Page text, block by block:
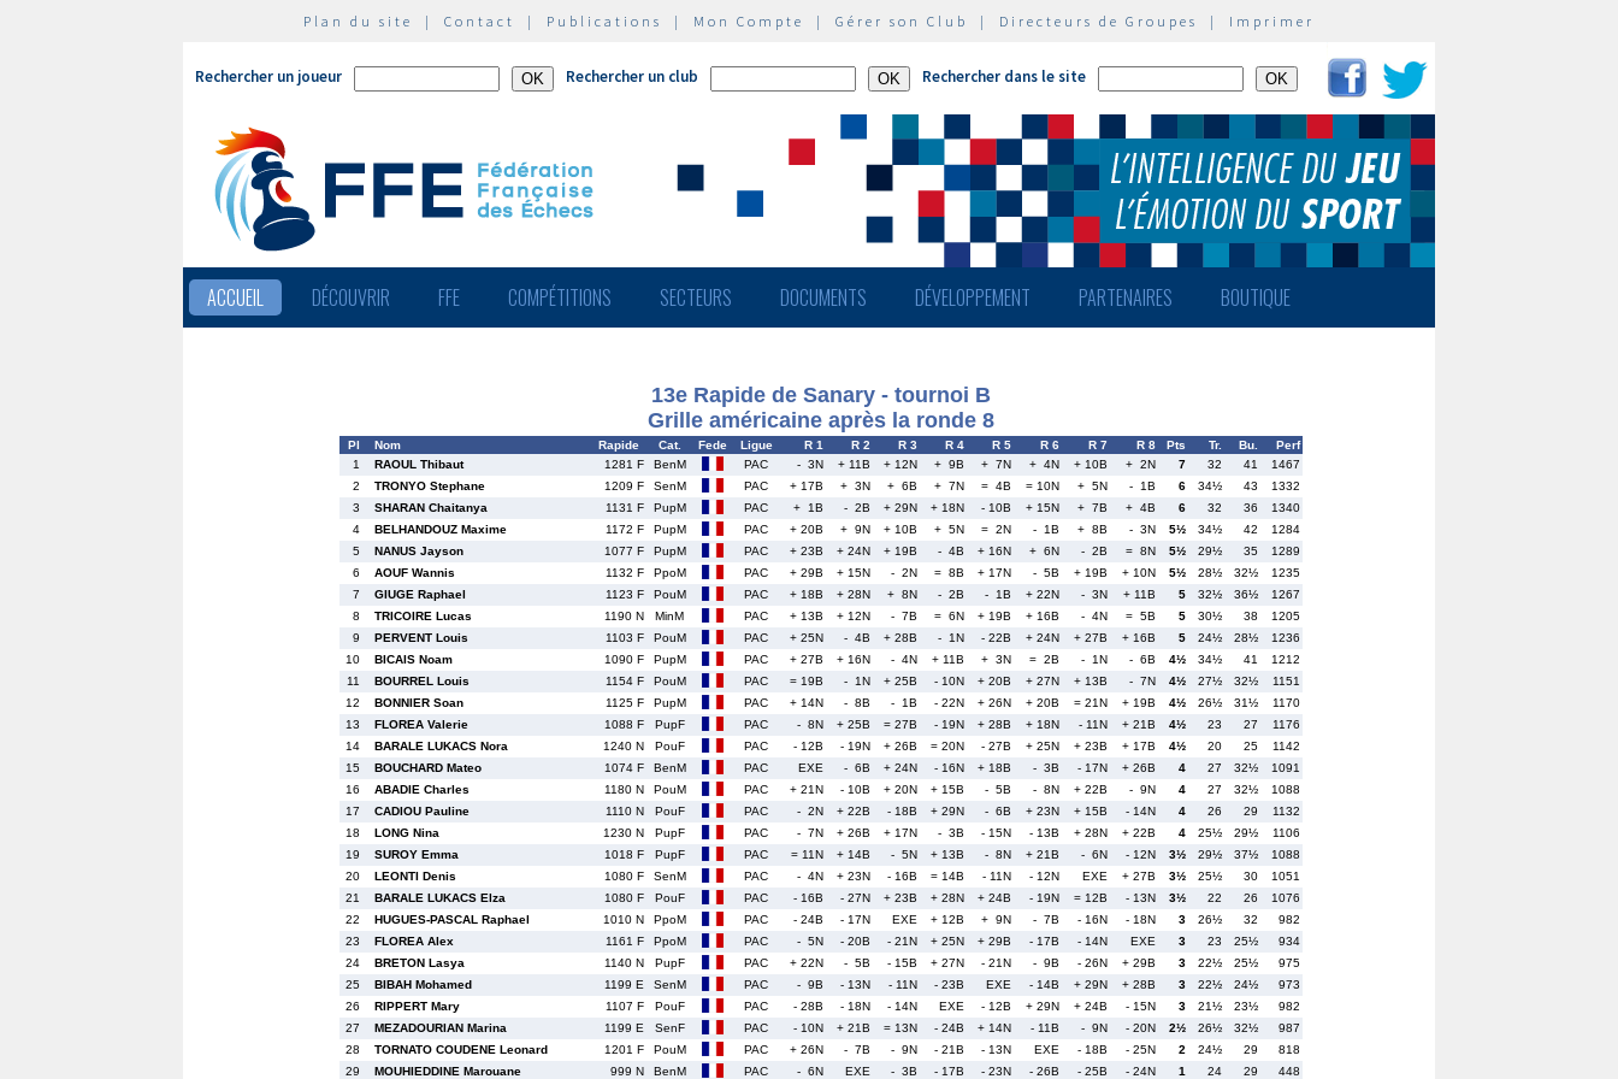
Plan du site | Contact | Publications | Mon Compte | Gérer son Club | Directeurs de Groupes | Imprimer
Rechercher un joueur Rechercher un club Rechercher dans le site
ACCUEIL DÉCOUVRIR FFE COMPÉTITIONS SECTEURS DOCUMENTS DÉVELOPPEMENT PARTENAIRES BOUTIQUE
13e Rapide de Sanary - tournoi B
Grille américaine après la ronde 8
Pl Nom Rapide Cat. Fede Ligue R 1 R 2 R 3 R 4 R 5 R 6 R 7 R 8 Pts Tr. Bu.
Perf
1
RAOUL Thibaut 1281 F BenM PAC - 3N + 11B + 12N + 9B + 7N + 4N + 10B + 2N 7 32 41
1467
2
TRONYO Stephane 1209 F SenM PAC + 17B + 3N + 6B + 7N = 4B = 10N + 5N - 1B 6 34½ 43
1332
3
SHARAN Chaitanya 1131 F PupM PAC + 1B - 2B + 29N + 18N - 10B + 15N + 7B + 4B 6 32 36
1340
4
BELHANDOUZ Maxime 1172 F PupM PAC + 20B + 9N + 10B + 5N = 2N - 1B + 8B - 3N 5½ 34½ 42
1284
5
NANUS Jayson 1077 F PupM PAC + 23B + 24N + 19B - 4B + 16N + 6N - 2B = 8N 5½ 29½ 35
1289
6
AOUF Wannis 1132 F PpoM PAC + 29B + 15N - 2N = 8B + 17N - 5B + 19B + 10N 5½ 28½ 32½
1235
7
GIUGE Raphael 1123 F PouM PAC + 18B + 28N + 8N - 2B - 1B + 22N - 3N + 11B 5 32½ 36½
1267
8
TRICOIRE Lucas 1190 N MinM PAC + 13B + 12N - 7B = 6N + 19B + 16B - 4N = 5B 5 30½ 38
1205
9
PERVENT Louis 1103 F PouM PAC + 25N - 4B + 28B - 1N - 22B + 24N + 27B + 16B 5 24½ 28½
1236
10
BICAIS Noam 1090 F PupM PAC + 27B + 16N - 4N + 11B + 3N = 2B - 1N - 6B 4½ 34½ 41
1212
11
BOURREL Louis 1154 F PouM PAC = 19B - 1N + 25B - 10N + 20B + 27N + 13B - 7N 4½ 27½ 32½
1151
12
BONNIER Soan 1125 F PupM PAC + 14N - 8B - 1B - 22N + 26N + 20B = 21N + 19B 4½ 26½ 31½
1170
13
FLOREA Valerie 1088 F PupF PAC - 8N + 25B = 27B - 19N + 28B + 18N - 11N + 21B 4½ 23 27
1176
14
BARALE LUKACS Nora 1240 N PouF PAC - 12B - 19N + 26B = 20N - 27B + 25N + 23B + 17B 4½ 20 25
1142
15
BOUCHARD Mateo 1074 F BenM PAC EXE - 6B + 24N - 16N + 18B - 3B - 17N + 26B 4 27 32½
1091
16
ABADIE Charles 1180 N PouM PAC + 21N - 10B + 20N + 15B - 5B - 8N + 22B - 9N 4 27 32½
1088
17
CADIOU Pauline 1110 N PouF PAC - 2N + 22B - 18B + 29N - 6B + 23N + 15B - 14N 4 26 29
1132
18
LONG Nina 1230 N PupF PAC - 7N + 26B + 17N - 3B - 15N - 13B + 28N + 22B 4 25½ 29½
1106
19
SUROY Emma 1018 F PupF PAC = 11N + 14B - 5N + 13B - 8N + 21B - 6N - 12N 3½ 29½ 37½
1088
20
LEONTI Denis 1080 F SenM PAC - 4N + 23N - 16B = 14B - 11N - 12N EXE + 27B 3½ 25½ 30
1051
21
BARALE LUKACS Elza 1080 F PouF PAC - 16B - 27N + 23B + 28N + 24B - 19N = 12B - 13N 3½ 22 26
1076
22
HUGUES-PASCAL Raphael 1010 N PpoM PAC - 24B - 17N EXE + 12B + 9N - 7B - 16N - 18N 3 26½ 32
982
23
FLOREA Alex 1161 F PpoM PAC - 5N - 20B - 21N + 25N + 29B - 17B - 14N EXE 3 23 25½
934
24
BRETON Lasya 1140 N PupF PAC + 22N - 5B - 15B + 27N - 21N - 9B - 26N + 29B 3 22½ 25½
975
25
BIBAH Mohamed 1199 E SenM PAC - 9B - 13N - 11N - 23B EXE - 14B + 29N + 28B 3 22½ 24½
973
26
RIPPERT Mary 1107 F PouF PAC - 28B - 18N - 14N EXE - 12B + 29N + 24B - 15N 3 21½ 23½
982
27
MEZADOURIAN Marina 1199 E SenF PAC - 10N + 21B = 13N - 24B + 14N - 11B - 9N - 20N 2½ 26½ 32½
987
28
TORNATO COUDENE Leonard 1201 F PouM PAC + 26N - 7B - 9N - 21B - 13N EXE - 18B - 25N 2 24½ 29
818
29
MOUHIEDDINE Marouane 999 N BenM PAC - 6N EXE - 3B - 17B - 23N - 26B - 25B - 24N 1 24 29 448